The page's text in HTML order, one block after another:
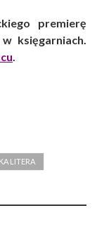
premierę
księgarniach.
LITERA